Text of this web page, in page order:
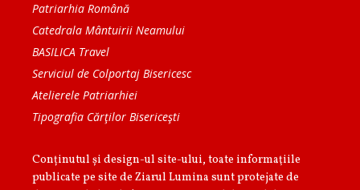
Patriarhia Română
Catedrala Mântuirii Neamului
BASILICA Travel
Serviciul de Colportaj Bisericesc
Atelierele Patriarhiei
Tipografia Cărţilor Bisericeşti
Conținutul și design-ul site-ului, toate informaţiile
publicate pe site de Ziarul Lumina sunt protejate de